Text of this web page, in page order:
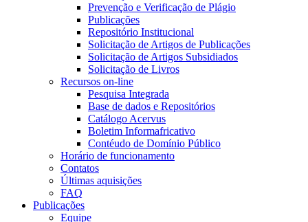
Prevenção e Verificação de Plágio
Publicações
Repositório Institucional
Solicitação de Artigos de Publicações
Solicitação de Artigos Subsidiados
Solicitação de Livros
Recursos on-line
Pesquisa Integrada
Base de dados e Repositórios
Catálogo Acervus
Boletim Informafricativo
Contéudo de Domínio Público
Horário de funcionamento
Contatos
Últimas aquisições
FAQ
Publicações
Equipe